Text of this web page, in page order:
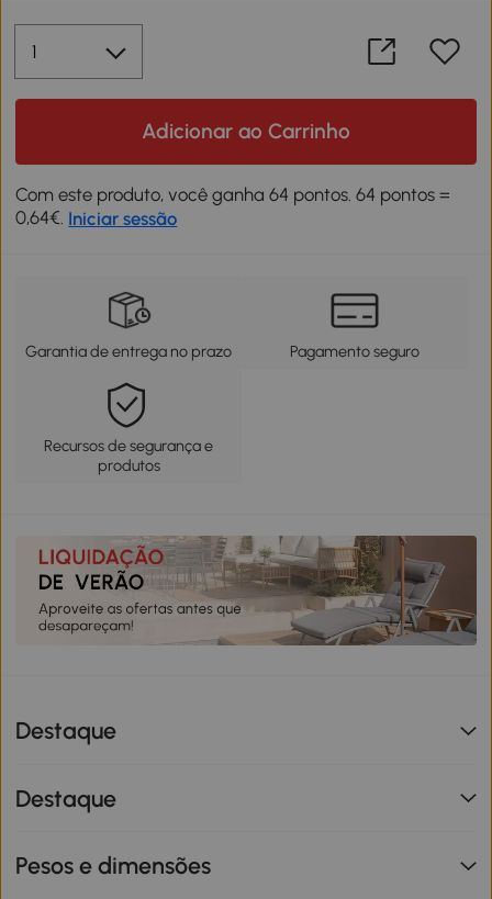
Adicionar ao Carrinho
Com este produto, você ganha 64 pontos. 64 pontos =
0,64€. Iniciar sessão
Garantia de entrega no prazo Pagamento seguro
Recursos de segurança e
produtos
Destaque
Destaque
Pesos e dimensões